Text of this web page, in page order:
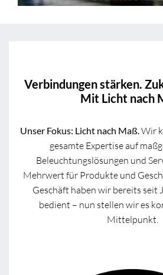
Verbindungen stärken.
Mit Licht nach
Unser Fokus: Licht nach Maß.Wir
gesamte Expertise auf
Beleuchtungslösungen und
Mehrwert für Produkte und
Geschäft haben wir bereits seit
bedient – nun stellen wir es
Mittelpunkt.